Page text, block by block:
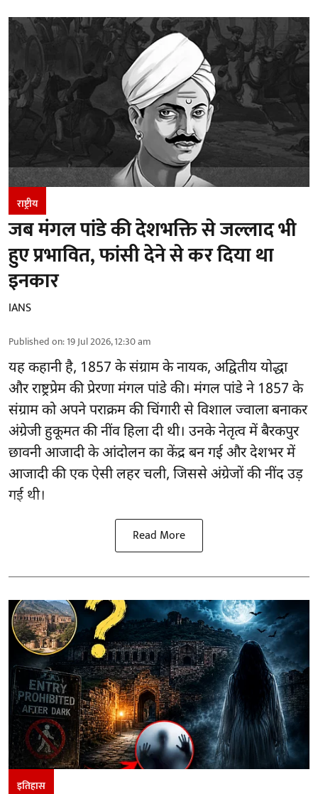
राष्ट्रीय
जब मंगल पांडे की देशभक्ति से जल्लाद भी
हुए प्रभावित, फांसी देने से कर दिया था
इनकार
IANS
Published on:19 Jul 2026, 12:30 am
यह कहानी है, 1857 के संग्राम के नायक, अद्वितीय योद्धा
और राष्ट्रप्रेम की प्रेरणा मंगल पांडे की। मंगल पांडे ने 1857 के
संग्राम को अपने पराक्रम की चिंगारी से विशाल ज्वाला बनाकर
अंग्रेजी हुकूमत की नींव हिला दी थी। उनके नेतृत्व में बैरकपुर
छावनी आजादी के आंदोलन का केंद्र बन गई और देशभर में
आजादी की एक ऐसी लहर चली, जिससे अंग्रेजों की नींद उड़
गई थी।
Read More
इतिहास